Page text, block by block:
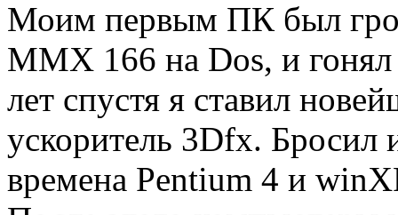
Моим первым ПК был
MMX 166 на Dos, и
лет спустя я ставил
ускоритель 3Dfx. Бросил
времена Pentium 4 и